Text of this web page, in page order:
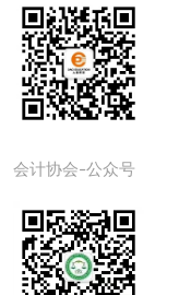
会计协会-公众号